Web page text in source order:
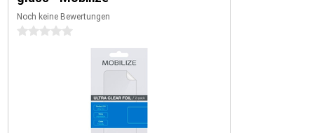
Noch keine Bewertungen
0 Sterne